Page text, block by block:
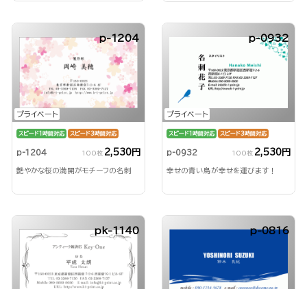
プライベート
p-1204
スピード1時間対応 スピード3時間対応
p-1204 100枚 2,530円
艶やかな桜の満開がモチーフの名刺
プライベート
p-0932
スピード1時間対応 スピード3時間対応
p-0932 100枚 2,530円
幸せの青い鳥が幸せを運びます！
pk-1140 p-0816